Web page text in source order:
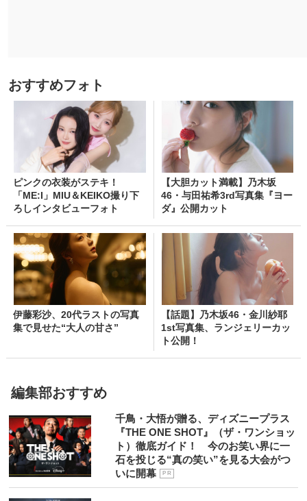
おすすめフォト
ピンクの衣装がステキ！
「ME:I」MIU＆KEIKO撮り下
ろしインタビューフォト
【大胆カット満載】乃木坂
46・与田祐希3rd写真集『ヨー
ダ』公開カット
伊藤彩沙、20代ラストの写真
集で見せた“大人の甘さ”
【話題】乃木坂46・金川紗耶
1st写真集、ランジェリーカッ
ト公開！
編集部おすすめ
千鳥・大悟が贈る、ディズニープラス
『THE ONE SHOT』（ザ・ワンショッ
ト）徹底ガイド！ 今のお笑い界に一
石を投じる“真の笑い”を見る大会がつ
いに開幕
P R